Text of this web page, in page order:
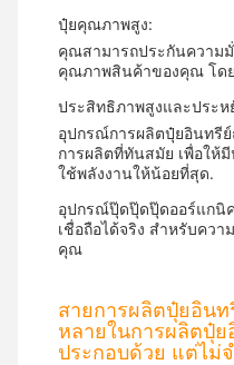
ปุ๋ยคุณภาพสูง:
คุณสามารถประกันความ
คุณภาพสินค้าของคุณ โดย
ประสิทธิภาพสูงและประห
อุปกรณ์การผลิตปุ๋ยอินทรี
การผลิตที่ทันสมัย เพื่อให้
ใช้พลังงานให้น้อยที่สุด.
อุปกรณ์ปุ๊ดปุ๊ดปุ๊ดออร์แกนิ
เชื่อถือได้จริง สําหรับคว
คุณ
สายการผลิตปุ๋ยอิน
หลายในการผลิตปุ๋
ประกอบด้วย แต่ไม่